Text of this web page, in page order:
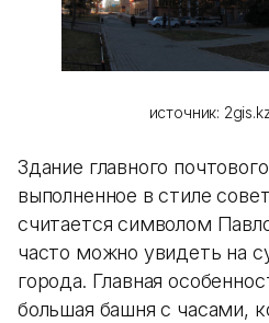
источник:
Здание главного
выполненное в стиле
считается символом
часто можно увидеть на
города. Главная
большая башня с часами,